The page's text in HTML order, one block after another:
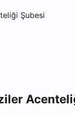
Şubesi